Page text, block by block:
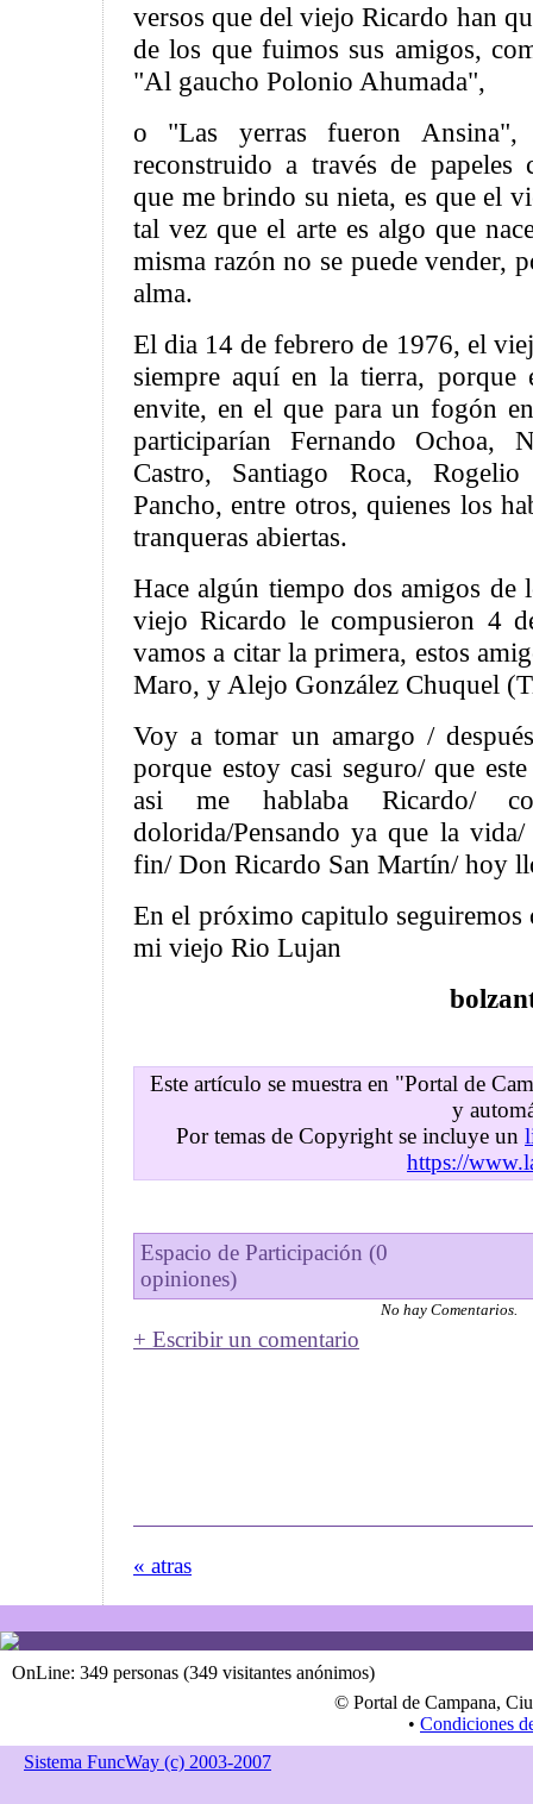
versos que del viejo Ricardo han
de los que fuimos sus amigos,
"Al gaucho Polonio Ahumada",
o "Las yerras fueron Ansina",
reconstruido a través de papeles
que me brindo su nieta, es que el
tal vez que el arte es algo que
misma razón no se puede vender,
alma.
El dia 14 de febrero de 1976, el
siempre aquí en la tierra, porque
envite, en el que para un fogón
participarían Fernando Ochoa,
Castro, Santiago Roca,
Pancho, entre otros, quienes los
tranqueras abiertas.
Hace algún tiempo dos amigos de
viejo Ricardo le compusieron 4
vamos a citar la primera, estos
Maro, y Alejo González Chuquel
Voy a tomar un amargo /
porque estoy casi seguro/ que
asi me hablaba Ricardo/
dolorida/Pensando ya que la
fin/ Don Ricardo San Martín/ hoy
En el próximo capitulo seguiremos
mi viejo Rio Lujan
Este artículo se muestra en "Portal de
y
Por temas de Copyright se incluye un
https://
Espacio de Participación (0
opiniones)
No hay Comentarios.
+ Escribir un comentario
« atras
OnLine: 349 personas (349 visitantes anónimos)
© Portal de Campana,
• Condiciones
Sistema FuncWay (c) 2003-2007